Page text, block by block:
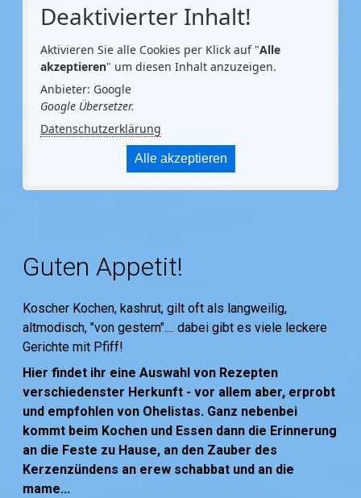
Deaktivierter Inhalt!
Aktivieren Sie alle Cookies per Klick auf "Alle
akzeptieren" um diesen Inhalt anzuzeigen.
Anbieter: Google
Google Übersetzer.
Datenschutzerklärung
Alle akzeptieren
Guten Appetit!
Koscher Kochen, kashrut, gilt oft als langweilig,
altmodisch, "von gestern".... dabei gibt es viele leckere
Gerichte mit Pfiff!
Hier findet ihr eine Auswahl von Rezepten
verschiedenster Herkunft - vor allem aber, erprobt
und empfohlen von Ohelistas. Ganz nebenbei
kommt beim Kochen und Essen dann die Erinnerung
an die Feste zu Hause, an den Zauber des
Kerzenzündens an erew schabbat und an die
mame...